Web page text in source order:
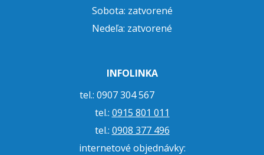
Sobota: zatvorené
Nedeľa: zatvorené
INFOLINKA
tel.: 0907 304 567
tel.: 0915 801 011
tel.: 0908 377 496
internetové objednávky: